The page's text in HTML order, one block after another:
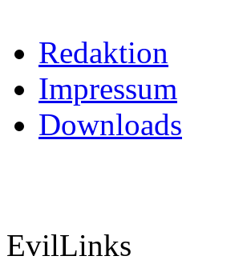
Redaktion
Impressum
Downloads
EvilLinks